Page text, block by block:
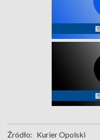
Źródło: Kurier Opolski